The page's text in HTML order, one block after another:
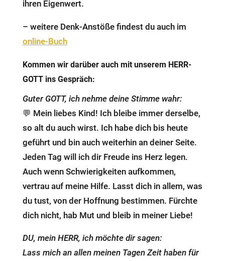
ihren Eigenwert.
– weitere Denk-Anstöße findest du auch im
online-Buch
Kommen wir darüber auch mit unserem HERR-
GOTT ins Gespräch:
Guter GOTT, ich nehme deine Stimme wahr:
💬 Mein liebes Kind! Ich bleibe immer derselbe,
so alt du auch wirst. Ich habe dich bis heute
geführt und bin auch weiterhin an deiner Seite.
Jeden Tag will ich dir Freude ins Herz legen.
Auch wenn Schwierigkeiten aufkommen,
vertrau auf meine Hilfe. Lasst dich in allem, was
du tust, von der Hoffnung bestimmen. Fürchte
dich nicht, hab Mut und bleib in meiner Liebe!
DU, mein HERR, ich möchte dir sagen:
Lass mich an allen meinen Tagen Zeit haben für